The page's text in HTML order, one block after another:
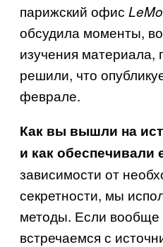
парижский офис Le
обсудила моменты,
изучения материала,
решили, что
феврале.
Как вы вышли на
и как обеспечивали
зависимости от
секретности, мы
методы. Если вообще
встречаемся с